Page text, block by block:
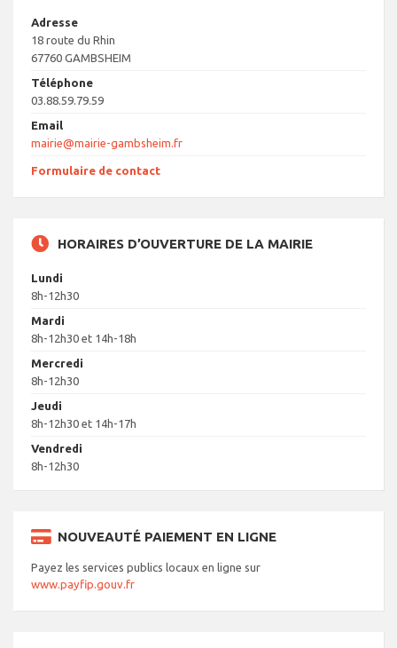
Adresse
18 route du Rhin
67760 GAMBSHEIM
Téléphone
03.88.59.79.59
Email
mairie@mairie-gambsheim.fr
Formulaire de contact
HORAIRES D’OUVERTURE DE LA MAIRIE
Lundi
8h-12h30
Mardi
8h-12h30 et 14h-18h
Mercredi
8h-12h30
Jeudi
8h-12h30 et 14h-17h
Vendredi
8h-12h30
NOUVEAUTÉ PAIEMENT EN LIGNE
Payez les services publics locaux en ligne sur
www.payfip.gouv.fr